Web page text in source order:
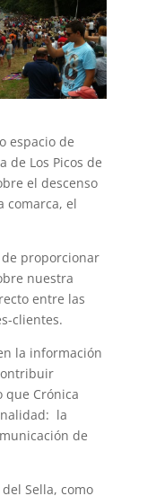
espacio de
de Los Picos de
el descenso
comarca, el
proporcionar
nuestra
entre las
clientes.
la información
que Crónica
la
de
Sella, como